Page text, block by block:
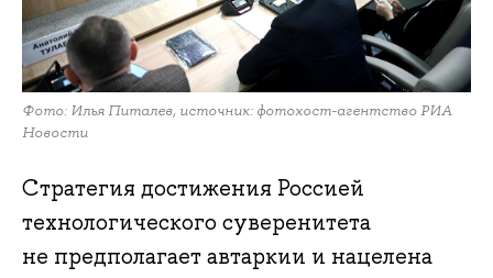
Фото: Илья Питалев, источник: фотохост-агентство РИА
Новости
Стратегия достижения Россией
технологического суверенитета
не предполагает автаркии и нацелена